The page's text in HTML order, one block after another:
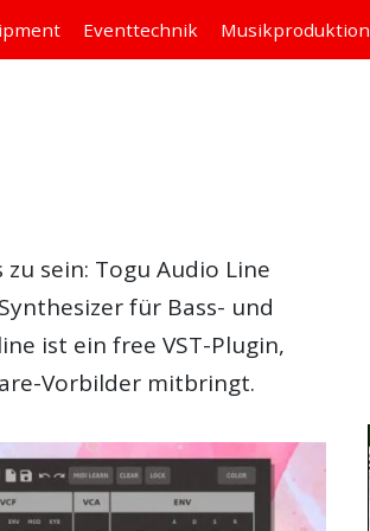
Eventtechnik Musikproduktion
sein: Togu Audio Line
für Bass- und
ist ein free VST-Plugin,
Vorbilder mitbringt.